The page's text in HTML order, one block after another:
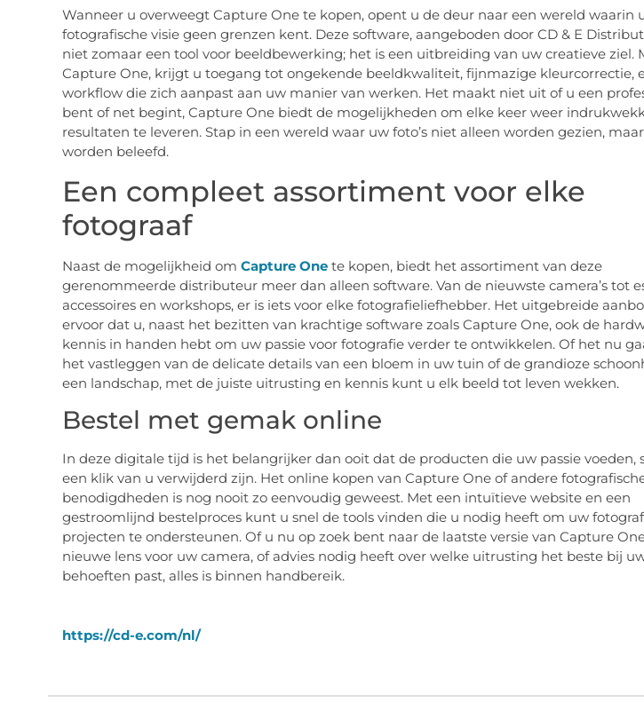
Wanneer u overweegt Capture One te kopen, opent u de deur naar een wereld waarin
fotografische visie geen grenzen kent. Deze software, aangeboden door CD & E
niet zomaar een tool voor beeldbewerking; het is een uitbreiding van uw creatieve ziel.
Capture One, krijgt u toegang tot ongekende beeldkwaliteit, fijnmazige kleurcorrectie,
workflow die zich aanpast aan uw manier van werken. Het maakt niet uit of u een
bent of net begint, Capture One biedt de mogelijkheden om elke keer weer
resultaten te leveren. Stap in een wereld waar uw foto’s niet alleen worden gezien,
worden beleefd.
Een compleet assortiment voor elke
fotograaf
Naast de mogelijkheid om Capture Onete kopen, biedt het assortiment van deze
gerenommeerde distributeur meer dan alleen software. Van de nieuwste camera’s tot
accessoires en workshops, er is iets voor elke fotografieliefhebber. Het uitgebreide
ervoor dat u, naast het bezitten van krachtige software zoals Capture One, ook de
kennis in handen hebt om uw passie voor fotografie verder te ontwikkelen. Of het nu
het vastleggen van de delicate details van een bloem in uw tuin of de grandioze
een landschap, met de juiste uitrusting en kennis kunt u elk beeld tot leven wekken.
Bestel met gemak online
In deze digitale tijd is het belangrijker dan ooit dat de producten die uw passie voeden,
een klik van u verwijderd zijn. Het online kopen van Capture One of andere
benodigdheden is nog nooit zo eenvoudig geweest. Met een intuïtieve website en een
gestroomlijnd bestelproces kunt u snel de tools vinden die u nodig heeft om uw
projecten te ondersteunen. Of u nu op zoek bent naar de laatste versie van Capture
nieuwe lens voor uw camera, of advies nodig heeft over welke uitrusting het beste bij
behoeften past, alles is binnen handbereik.
https://cd-e.com/nl/